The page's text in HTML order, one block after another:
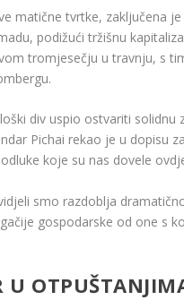
matične tvrtke, zaključena
podižući tržišnu
tromjesečju u travnju, s
div uspio ostvariti
Pichai rekao je u
koje su nas dovele
smo razdoblja
gospodarske od one s
U